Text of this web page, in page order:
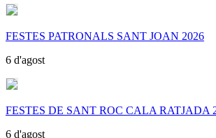
FESTES PATRONALS SANT JOAN 2026
6 d'agost
FESTES DE SANT ROC CALA RATJADA
6 d'agost